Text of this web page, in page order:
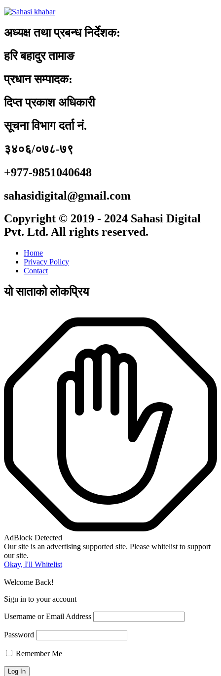
अध्यक्ष तथा प्रबन्ध निर्देशक:
हरि बहादुर तामाङ
प्रधान सम्पादक:
दिप्त प्रकाश अधिकारी
सूचना विभाग दर्ता नं.
३४०६/०७८-७९
+977-9851040648
sahasidigital@gmail.com
Copyright © 2019 - 2024 Sahasi Digital
Pvt. Ltd. All rights reserved.
Home
Privacy Policy
Contact
यो साताको लोकप्रिय
AdBlock Detected
Our site is an advertising supported site. Please whitelist to support
our site.
Okay, I'll Whitelist
Welcome Back!
Sign in to your account
Username or Email Address
Password
Remember Me